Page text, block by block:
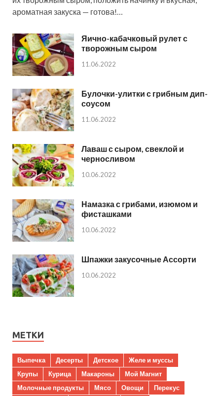
ароматная закуска — готова!…
Яично-кабачковый рулет с
творожным сыром
11.06.2022
Булочки-улитки с грибным дип-
соусом
11.06.2022
Лаваш с сыром, свеклой и
черносливом
10.06.2022
Намазка с грибами, изюмом и
фисташками
10.06.2022
Шпажки закусочные Ассорти
10.06.2022
МЕТКИ
Выпечка Десерты Детское
Желе и муссы
Крупы
Курица Макароны
Мой Магнит
Молочные продукты
Мясо Овощи
Перекус